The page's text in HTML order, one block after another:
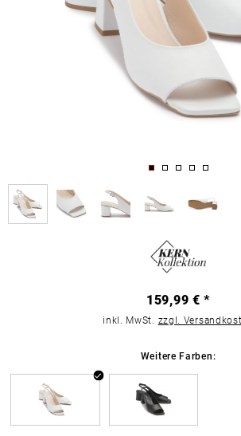
159,99 € *
inkl. MwSt. zzgl.
Weitere Farben: